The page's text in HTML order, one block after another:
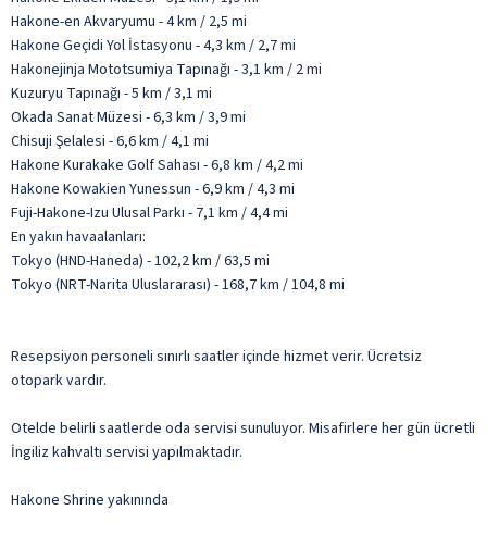
Hakone-en Akvaryumu - 4 km / 2,5 mi
Hakone Geçidi Yol İstasyonu - 4,3 km / 2,7 mi
Hakonejinja Mototsumiya Tapınağı - 3,1 km / 2 mi
Kuzuryu Tapınağı - 5 km / 3,1 mi
Okada Sanat Müzesi - 6,3 km / 3,9 mi
Chisuji Şelalesi - 6,6 km / 4,1 mi
Hakone Kurakake Golf Sahası - 6,8 km / 4,2 mi
Hakone Kowakien Yunessun - 6,9 km / 4,3 mi
Fuji-Hakone-Izu Ulusal Parkı - 7,1 km / 4,4 mi
En yakın havaalanları:
Tokyo (HND-Haneda) - 102,2 km / 63,5 mi
Tokyo (NRT-Narita Uluslararası) - 168,7 km / 104,8 mi
Resepsiyon personeli sınırlı saatler içinde hizmet verir. Ücretsiz
otopark vardır.
Otelde belirli saatlerde oda servisi sunuluyor. Misafirlere her gün ücretli
İngiliz kahvaltı servisi yapılmaktadır.
Hakone Shrine yakınında